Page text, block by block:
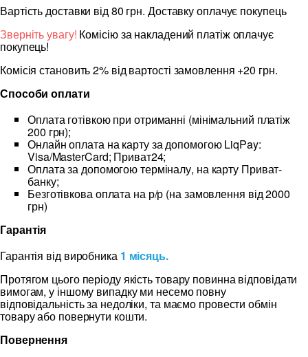
Вартість доставки від 80 грн. Доставку оплачує покупець
Зверніть увагу! Комісію за накладений платіж оплачує
покупець!
Комісія становить 2% від вартості замовлення +20 грн.
Способи оплати
Оплата готівкою при отриманні (мінімальний платіж
200 грн);
Онлайн оплата на карту за допомогою LiqPay:
Visa/MasterCard; Приват24;
Оплата за допомогою терміналу, на карту Приват-
банку;
Безготівкова оплата на р/р (на замовлення від 2000
грн)
Гарантія
Гарантія від виробника 1 місяць.
Протягом цього періоду якість товару повинна відповідати
вимогам, у іншому випадку ми несемо повну
відповідальність за недоліки, та маємо провести обмін
товару або повернути кошти.
Повернення